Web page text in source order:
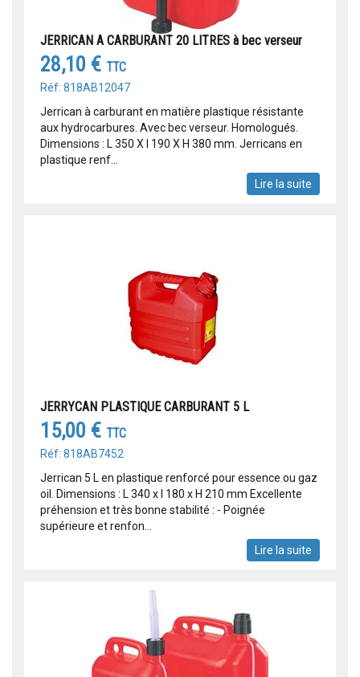
JERRICAN A CARBURANT 20 LITRES à bec verseur
28,10 € TTC
Réf: 818AB12047
Jerrican à carburant en matière plastique résistante
aux hydrocarbures. Avec bec verseur. Homologués.
Dimensions : L 350 X l 190 X H 380 mm. Jerricans en
plastique renf...
Lire la suite
JERRYCAN PLASTIQUE CARBURANT 5 L
15,00 € TTC
Réf: 818AB7452
Jerrican 5 L en plastique renforcé pour essence ou gaz
oil. Dimensions : L 340 x l 180 x H 210 mm Excellente
préhension et très bonne stabilité : - Poignée
supérieure et renfon...
Lire la suite